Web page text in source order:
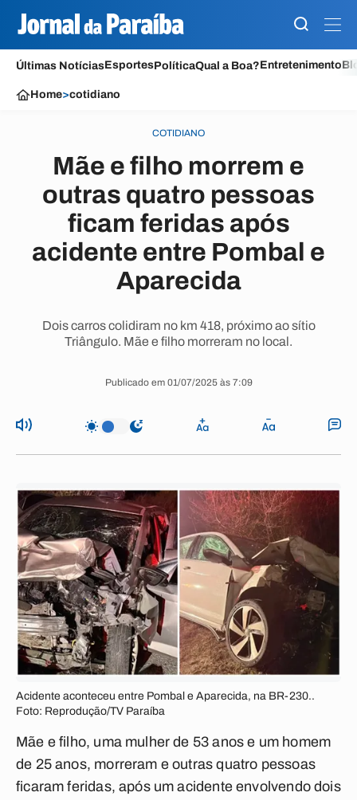
Últimas NotíciasEsportesPolíticaQual a Boa?Entretenimento
Home>cotidiano
COTIDIANO
Mãe e filho morrem e
outras quatro pessoas
ficam feridas após
acidente entre Pombal e
Aparecida
Dois carros colidiram no km 418, próximo ao sítio
Triângulo. Mãe e filho morreram no local.
Publicado em 01/07/2025 às 7:09
Acidente aconteceu entre Pombal e Aparecida, na BR-230..
Foto: Reprodução/TV Paraíba
Mãe e filho, uma mulher de 53 anos e um homem
de 25 anos, morreram e outras quatro pessoas
ficaram feridas, após um acidente envolvendo dois